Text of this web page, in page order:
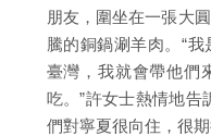
朋友，圍坐在一張大
騰的銅鍋涮羊肉。“
臺灣，我就會帶他們
吃。”許女士熱情地告
們對寧夏很向住，很